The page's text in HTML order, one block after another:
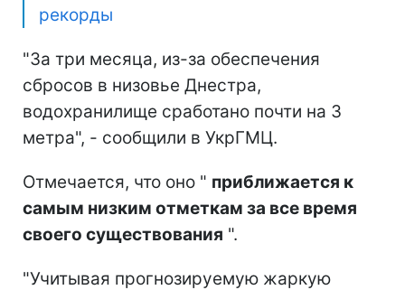
рекорды
"За три месяца, из-за обеспечения
сбросов в низовье Днестра,
водохранилище сработано почти на 3
метра", - сообщили в УкрГМЦ.
Отмечается, что оно " приближается к
самым низким отметкам за все время
своего существования ".
"Учитывая прогнозируемую жаркую